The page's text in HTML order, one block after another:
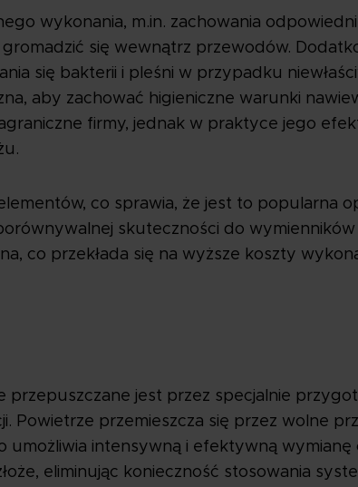
wykonania, m.in. zachowania
się wewnątrz przewodów.
się bakterii i pleśni w przypadku
aby zachować higieniczne warunki
firmy, jednak w praktyce jego
co sprawia, że jest to popularna
skuteczności do wymienników
co przekłada się na wyższe koszty
przepuszczane jest przez specjalnie
Powietrze przemieszcza się przez wolne
umożliwia intensywną i efektywną wymianę
eliminując konieczność stosowania